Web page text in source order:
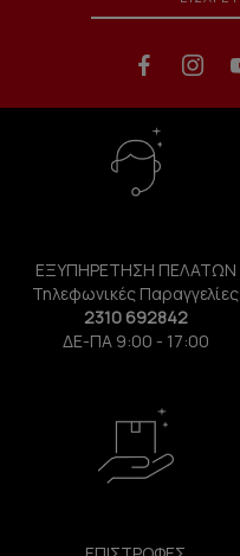
ΕΞΥΠΗΡΕΤΗΣΗ ΠΕΛΑΤΩΝ
Τηλεφωνικές Παραγγελίες
2310 692842
ΔΕ-ΠΑ 9:00 - 17:00